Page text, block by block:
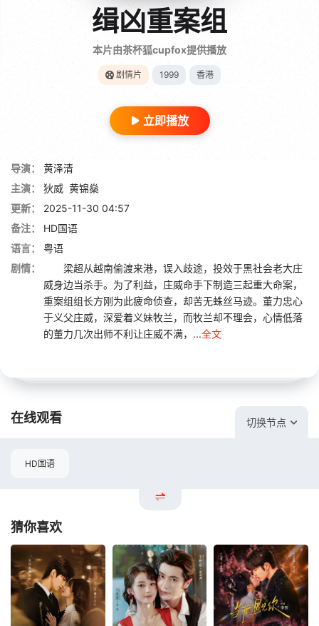
缉凶重案组
本片由茶杯狐cupfox提供播放
剧情片 1999 香港
立即播放
导演：
黄泽清
主演：
狄威 黄锦燊
更新：
2025-11-30 04:57
备注：
HD国语
语言：
粤语
剧情：
梁超从越南偷渡来港，误入歧途，投效于黑社会老大庄
威身边当杀手。为了利益，庄威命手下制造三起重大命案，
重案组组长方刚为此疲命侦查，却苦无蛛丝马迹。董力忠心
于义父庄威，深爱着义妹牧兰，而牧兰却不理会，心情低落
的董力几次出师不利让庄威不满，...全文
在线观看 切换节点
HD国语
猜你喜欢